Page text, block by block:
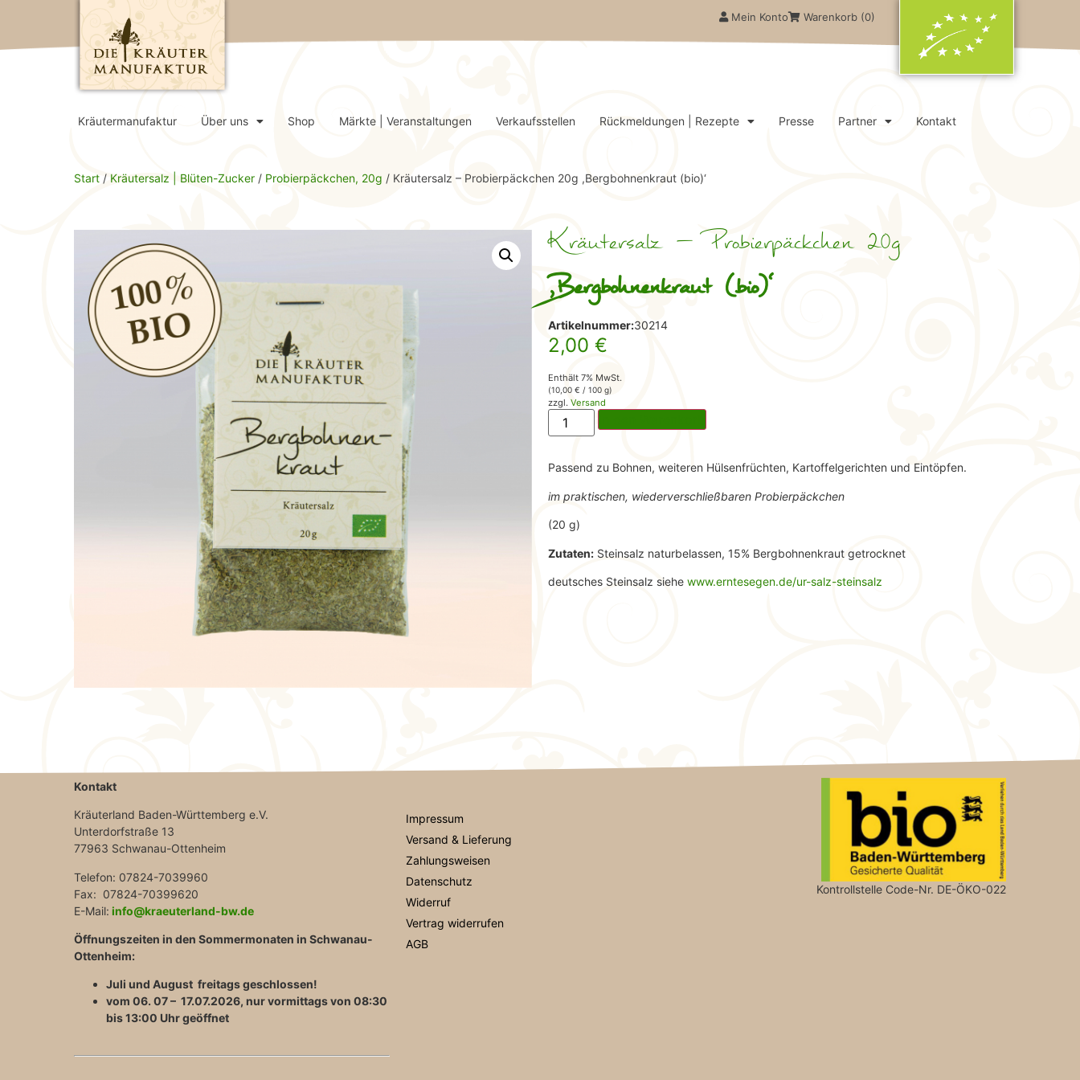
Warenkorb (0)
Mein Konto
Kräutermanufaktur Über uns Shop Märkte | Veranstaltungen Verkaufsstellen Rückmeldungen | Rezepte Presse Partner Kontakt
Start / Kräutersalz | Blüten-Zucker / Probierpäckchen, 20g / Kräutersalz – Probierpäckchen 20g ,Bergbohnenkraut (bio)‘
Kräutersalz – Probierpäckchen 20g
,Bergbohnenkraut (bio)‘
Artikelnummer:30214
2,00 €
Enthält 7% MwSt.
(10,00 € / 100 g)
zzgl. Versand
Passend zu Bohnen, weiteren Hülsenfrüchten, Kartoffelgerichten und Eintöpfen.
im praktischen, wiederverschließbaren Probierpäckchen
(20 g)
Zutaten: Steinsalz naturbelassen, 15% Bergbohnenkraut getrocknet
deutsches Steinsalz siehe www.erntesegen.de/ur-salz-steinsalz
Kontakt
Kräuterland Baden-Württemberg e.V.
Unterdorfstraße 13
77963 Schwanau-Ottenheim
Telefon: 07824-7039960
Fax: 07824-70399620
E-Mail: info@kraeuterland-bw.de
Öffnungszeiten in den Sommermonaten in Schwanau-
Ottenheim:
Juli und August freitags geschlossen!
vom 06. 07 – 17.07.2026, nur vormittags von 08:30
bis 13:00 Uhr geöffnet
Impressum
Versand & Lieferung
Zahlungsweisen
Datenschutz
Widerruf
Vertrag widerrufen
AGB
Kontrollstelle Code-Nr. DE-ÖKO-022